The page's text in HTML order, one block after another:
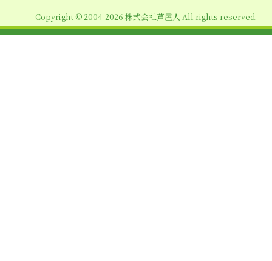
ン
Copyright © 2004-2026 株式会社芦屋人 All rights reserved.